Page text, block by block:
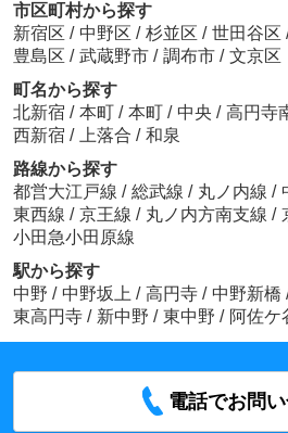
市区町村から探す
新宿区 / 中野区 / 杉並区 / 世田谷区
豊島区 / 武蔵野市 / 調布市 / 文京区
町名から探す
北新宿 / 本町 / 本町 / 中央 / 高円寺
西新宿 / 上落合 / 和泉
路線から探す
都営大江戸線 / 総武線 / 丸ノ内線 /
東西線 / 京王線 / 丸ノ内方南支線 /
小田急小田原線
駅から探す
中野 / 中野坂上 / 高円寺 / 中野新橋
東高円寺 / 新中野 / 東中野 / 阿佐ケ
電話でお問